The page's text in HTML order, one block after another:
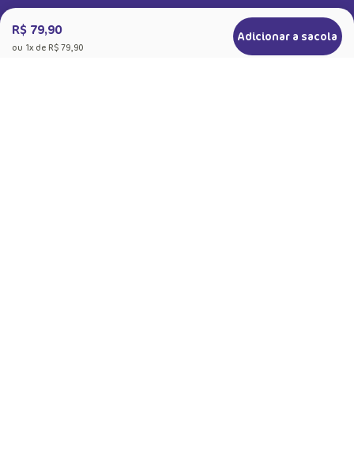
R$ 79,90
ou 1x de R$ 79,90
Adicionar a sacola